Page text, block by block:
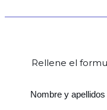
Rellene el
Nombre y apellidos